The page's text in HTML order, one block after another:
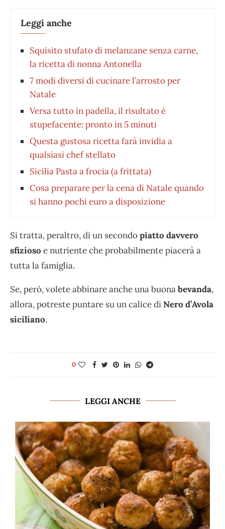
Leggi anche
Squisito stufato di melanzane senza carne,
la ricetta di nonna Antonella
7 modi diversi di cucinare l’arrosto per
Natale
Versa tutto in padella, il risultato è
stupefacente: pronto in 5 minuti
Questa gustosa ricetta farà invidia a
qualsiasi chef stellato
Sicilia Pasta a frocia (a frittata)
Cosa preparare per la cena di Natale quando
si hanno pochi euro a disposizione
Si tratta, peraltro, di un secondopiatto davvero
sfizioso e nutriente che probabilmente piacerà a
tutta la famiglia.
Se, però, volete abbinare anche una buonabevanda,
allora, potreste puntare su un calice diNero d’Avola
siciliano.
0
LEGGI ANCHE